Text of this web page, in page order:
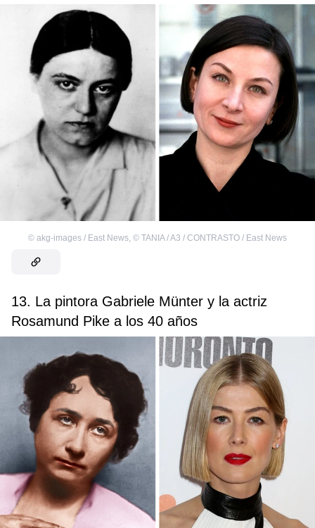
© akg-images / East News, © TANIA / A3 / CONTRASTO / East News
13. La pintora Gabriele Münter y la actriz
Rosamund Pike a los 40 años